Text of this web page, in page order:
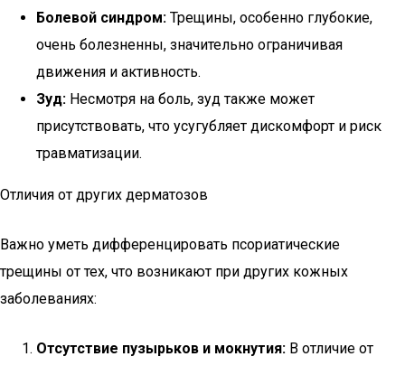
Болевой синдром: Трещины, особенно глубокие,
очень болезненны, значительно ограничивая
движения и активность.
Зуд: Несмотря на боль, зуд также может
присутствовать, что усугубляет дискомфорт и риск
травматизации.
Отличия от других дерматозов
Важно уметь дифференцировать псориатические
трещины от тех, что возникают при других кожных
заболеваниях:
Отсутствие пузырьков и мокнутия: В отличие от